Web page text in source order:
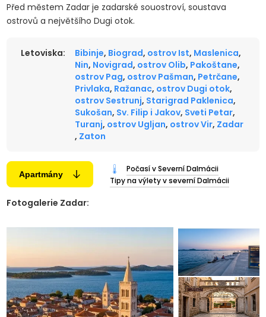
Před městem Zadar je zadarské souostroví, soustava
ostrovů a největšího Dugi otok.
Letoviska: Bibinje, Biograd, ostrov Ist, Maslenica,
Nin, Novigrad, ostrov Olib, Pakoštane,
ostrov Pag, ostrov Pašman, Petrčane,
Privlaka, Ražanac, ostrov Dugi otok,
ostrov Sestrunj, Starigrad Paklenica,
Sukošan, Sv. Filip i Jakov, Sveti Petar,
Turanj, ostrov Ugljan, ostrov Vir, Zadar
, Zaton
Apartmány
Počasí v Severní Dalmácii
Tipy na výlety v severní Dalmácii
Fotogalerie Zadar: